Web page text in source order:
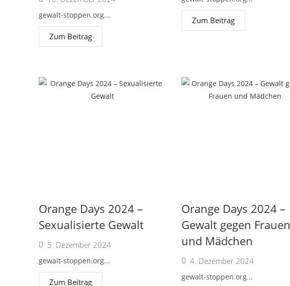
gewalt-stoppen.org...
Zum Beitrag
Zum Beitrag
Orange Days 2024 –
Sexualisierte Gewalt
5. Dezember 2024
gewalt-stoppen.org...
Zum Beitrag
Orange Days 2024 –
Gewalt gegen Frauen
und Mädchen
4. Dezember 2024
gewalt-stoppen.org...